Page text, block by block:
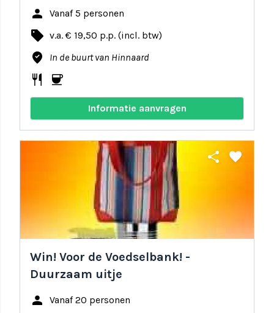
person Vanaf 5 personen
local_offer v.a. € 19,50 p.p. (incl. btw)
where_to_vote In de buurt van Hinnaard
restaurant coffee
Informatie aanvragen
share favorite
Win! Voor de Voedselbank! -
Duurzaam uitje
person Vanaf 20 personen